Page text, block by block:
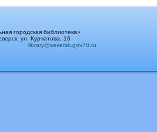
городская библиотека»
ул. Курчатова, 16
library@seversk.gov70.ru